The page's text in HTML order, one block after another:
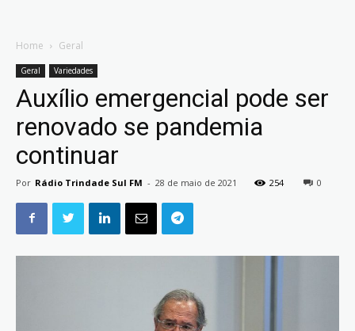
Home Geral
Geral Variedades
Auxílio emergencial pode ser
renovado se pandemia
continuar
Por Rádio Trindade Sul FM - 28 de maio de 2021 254 0